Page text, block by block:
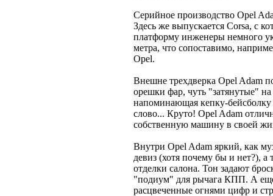
Серийное производство Opel
Здесь же выпускается Corsa, с
платформу инженеры немного
метра, что сопоставимо,
Opel.
Внешне трехдверка Opel Adam
орешки фар, чуть "затянутые"
напоминающая кепку-бейсболку
слово... Круто! Opel Adam
собственную машину в своей
Внутри Opel Adam яркий, как
девиз (хотя почему бы и нет?), а
отделки салона. Тон задают
"подиум" для рычага КПП. А
расцвеченные огнями цифр и